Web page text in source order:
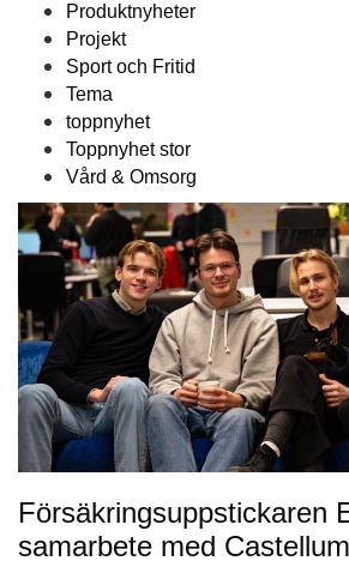
Produktnyheter
Projekt
Sport och Fritid
Tema
toppnyhet
Toppnyhet stor
Vård & Omsorg
Försäkringsuppstickaren
samarbete med Castellum